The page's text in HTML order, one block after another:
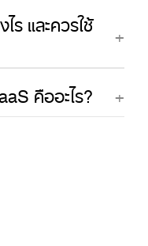
ร และควรใช้
คืออะไร?